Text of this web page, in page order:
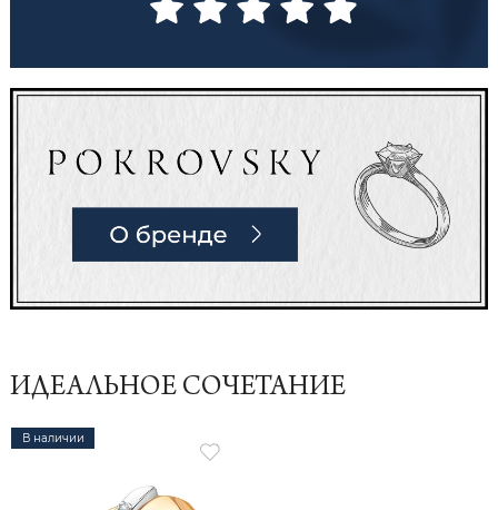
ИДЕАЛЬНОЕ СОЧЕТАНИЕ
В наличии